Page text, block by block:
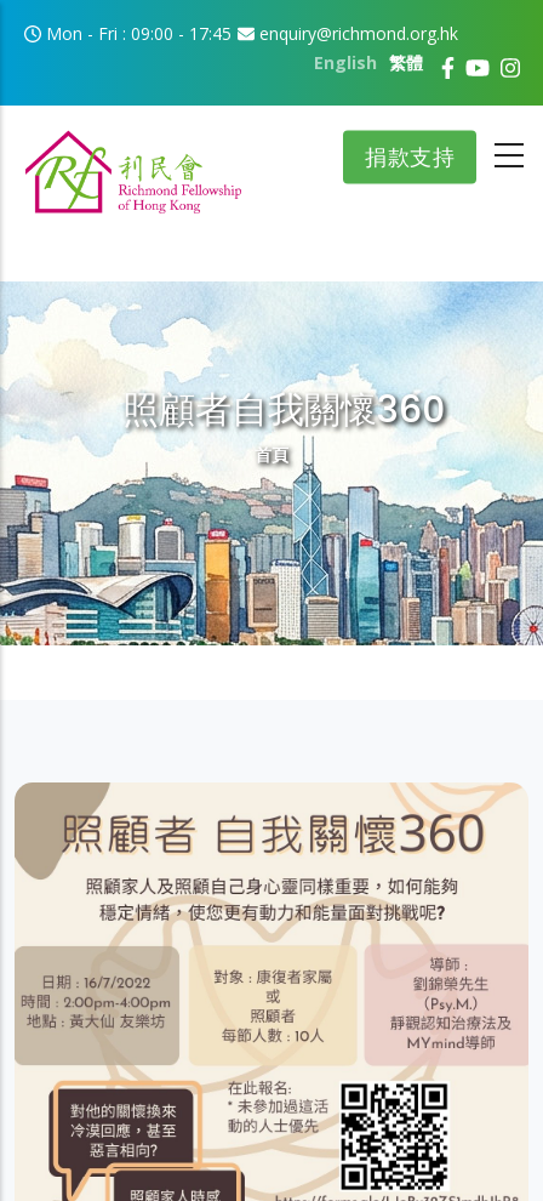
移至主內容
Mon - Fri : 09:00 - 17:45
enquiry@richmond.org.hk
繁體
English
捐款支持
照顧者自我關懷360
導航連結
首頁